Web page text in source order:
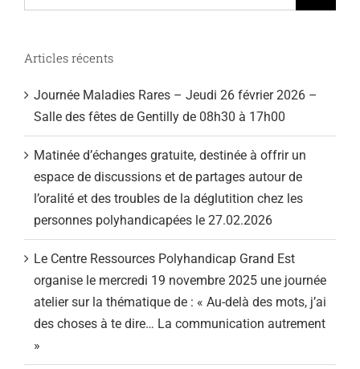
Articles récents
Journée Maladies Rares – Jeudi 26 février 2026 –
Salle des fêtes de Gentilly de 08h30 à 17h00
Matinée d’échanges gratuite, destinée à offrir un
espace de discussions et de partages autour de
l’oralité et des troubles de la déglutition chez les
personnes polyhandicapées le 27.02.2026
Le Centre Ressources Polyhandicap Grand Est
organise le mercredi 19 novembre 2025 une journée
atelier sur la thématique de : « Au-delà des mots, j’ai
des choses à te dire… La communication autrement
»